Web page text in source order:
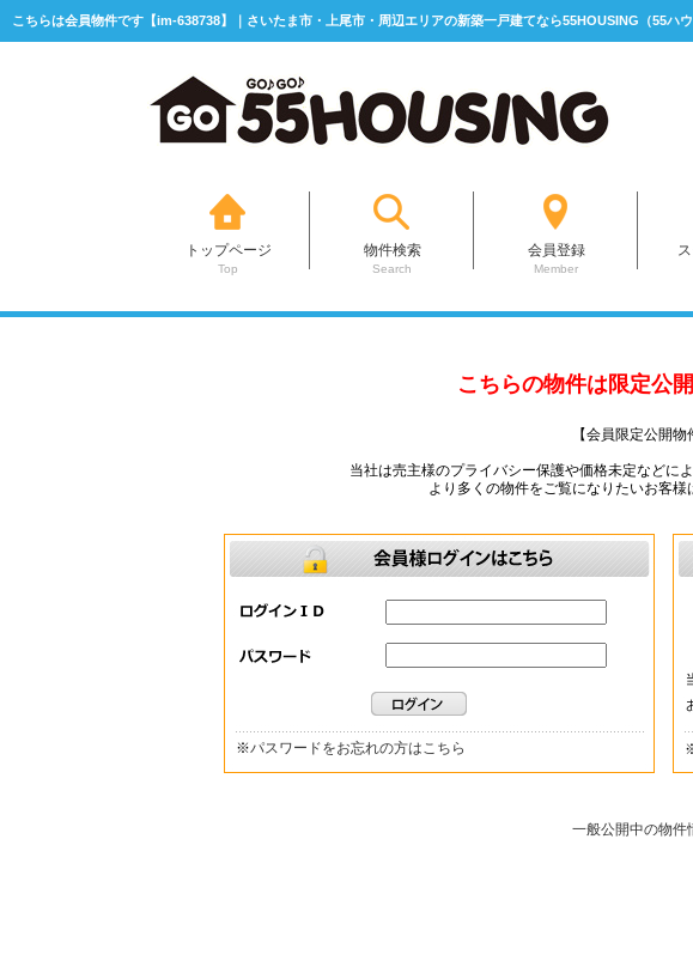
こちらは会員物件です【im-638738】｜さいたま市・上尾市・周辺エリアの新築一戸建てなら55HOUSING（55ハ
トップページ
Top
物件検索
Search
会員登録
Member
こちらの物件は限定公
【会員限定公開物
当社は売主様のプライバシー保護や価格未定などに
より多くの物件をご覧になりたいお客様
※パスワードをお忘れの方はこちら
一般公開中の物件